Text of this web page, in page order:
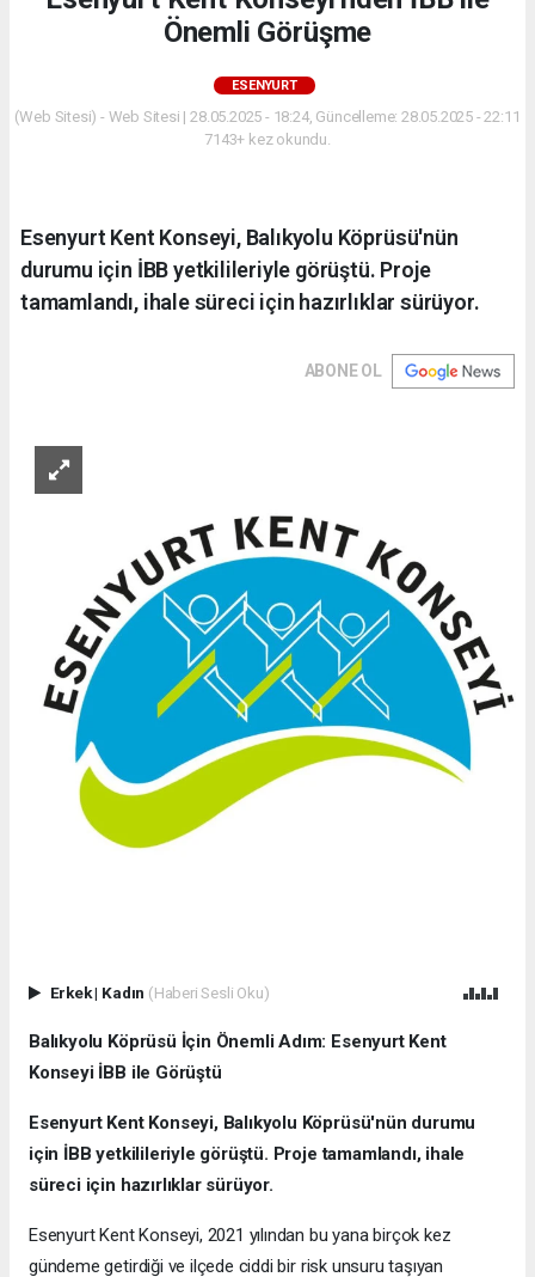
Önemli Görüşme
ESENYURT
(Web Sitesi) - Web Sitesi | 28.05.2025 - 18:24, Güncelleme: 28.05.2025 - 22:11
7143+ kez okundu.
Esenyurt Kent Konseyi, Balıkyolu Köprüsü'nün
durumu için İBB yetkilileriyle görüştü. Proje
tamamlandı, ihale süreci için hazırlıklar sürüyor.
ABONE OL
Erkek| Kadın (Haberi Sesli Oku)
Balıkyolu Köprüsü İçin Önemli Adım: Esenyurt Kent
Konseyi İBB ile Görüştü
Esenyurt Kent Konseyi, Balıkyolu Köprüsü'nün durumu
için İBB yetkilileriyle görüştü. Proje tamamlandı, ihale
süreci için hazırlıklar sürüyor.
Esenyurt Kent Konseyi, 2021 yılından bu yana birçok kez
gündeme getirdiği ve ilçede ciddi bir risk unsuru taşıyan